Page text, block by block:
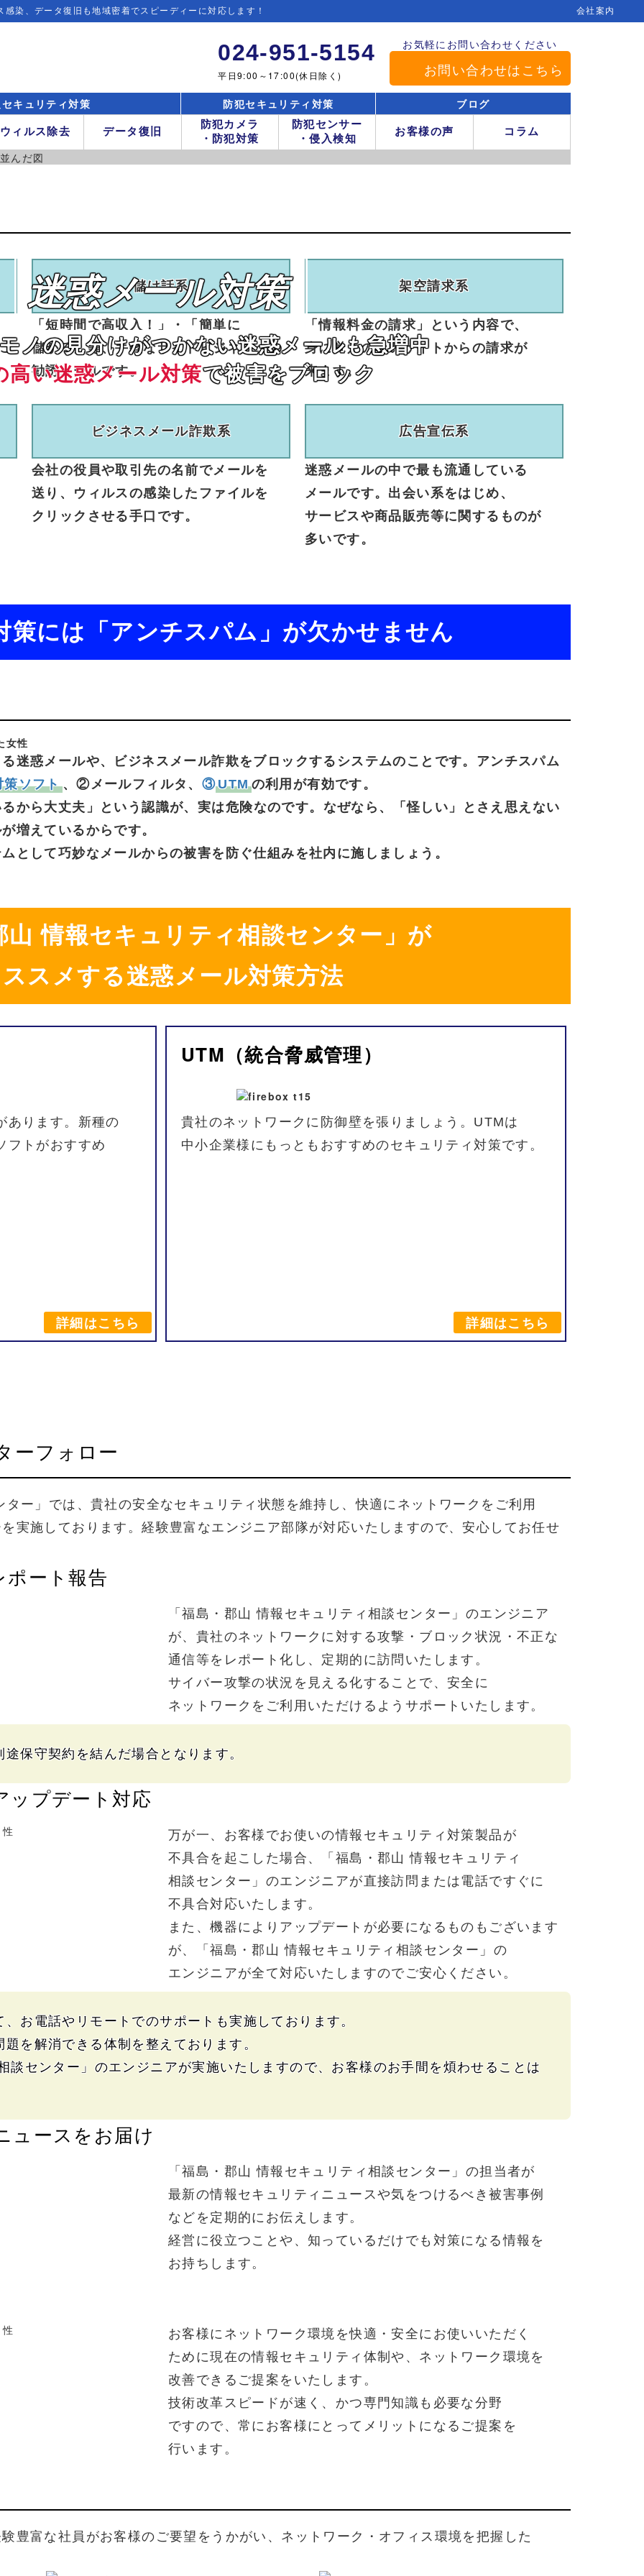
感染、 データ復旧も地域密着でスピーディーに対応します！ 会社案内
024-951-5154
平日9:00～17:00(休日除く)
お気軽にお問い合わせください
お問い合わせはこちら
キュリティ対策 防犯セキュリティ対策 ブログ
ウィルス除去 データ復旧
防犯カメラ
・防犯対策
防犯センサー
・侵入検知
お客様の声 コラム
迷惑メール対策
ノの見分けがつかない迷惑メールも急増中
高い迷惑メール対策で被害をブロック
儲け話系
「短時間で高収入！」 ・
「簡単に
儲かる」等、手軽なサイドビジネスへの
勧誘メールです。
架空請求系
「情報料金の請求」 という 内容で、
身に覚えのないサイト からの請求が
来ます。
ビジネスメール詐欺系
会社の役員や取引先の名前でメールを
送り、 ウィルスの感染した ファイルを
クリック させる手口 です。
広告宣伝系
迷惑メールの中で最も流通している
メールです。 出会い系をはじめ、
サービスや商品販売等に 関する ものが
多いです。
策には 「アンチスパム」 が欠かせません
迷惑メールや、 ビジネスメール詐欺をブロックする システムの ことです。 アンチスパム
策ソフト、②メールフィルタ、 ③UTMの利用が有効です。
から 大丈夫」 という認識が、 実は危険なのです。 なぜなら、 「怪しい」 とさえ 思えない
増えているからです。
として巧妙なメールからの被害を 防ぐ仕組みを社内に施しましょう。
山 情報セキュリティ相談センター 」が
スメする迷惑メール対策方法
あります。 新種の
フトがおすすめ
詳細はこちら
UTM （統合脅威管理）
貴社のネットワークに 防御壁を張りましょう。 UTMは
中小企業様に もっとも おすすめのセキュリティ 対策です。
詳細はこちら
ーフォロー
ー」 では、貴社の安全なセキュリティ 状態を維持し、快適に ネットワークを ご利用
実施 しております。経験豊富なエンジニア部隊が対応いたしますので、安心して お任せ
ポート報告
「福島・郡山 情報セキュリティ相談センター」 のエンジニア
が、 貴社のネットワークに 対する攻撃・ ブロック 状況・不正な
通信等を レポート化し、 定期的に訪問 いたします。
サイバー攻撃の状況を 見える化する ことで、安全に
ネットワークを ご利用 いただける よう サポート いたします。
途保守契約を結んだ場合と なります。
ップデート 対応
万が一、 お客様でお使いの情報セキュリティ 対策製品が
不具合を 起こした場合、 「福島・郡山 情報セキュリティ
相談センター」 のエンジニアが直接訪問 または電話ですぐに
不具合対応いたします。
また、機器に より アップデートが必要になるものも ございます
が、
「福島・郡山 情報セキュリティ相談 センター」 の
エンジニアが全て 対応いたしますのでご安心 ください。
、お電話や リモートでのサポートも実施しております。
題を解消できる体制を整えております。
談センター」 のエンジニアが実施いたしますので、お客様のお手間を煩わせることは
ュースを お届け
「福島・郡山 情報セキュリティ相談センター」 の担当者が
最新の情報セキュリティ ニュースや気をつけるべき被害事例
などを 定期的に お伝え します。
経営に役立つ ことや、 知っている だけでも 対策に なる情報を
お持ち します。
お客様に ネットワーク環境を快適・安全に お使い いただく
ために現在の情報セキュリティ 体制や、 ネットワーク 環境を
改善できる ご提案を いたします。
技術改革スピードが速く、 かつ専門知識も 必要な分野
ですので、 常に お客様に とって メリットに なる ご提案を
行います。
豊富な社員がお客様の ご要望を うかがい、 ネットワーク・ オフィス 環境を 把握した